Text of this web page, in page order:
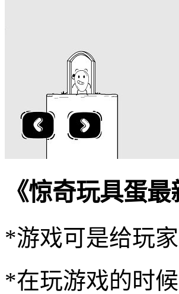
《惊奇玩具蛋
*游戏可是给玩
*在玩游戏的时